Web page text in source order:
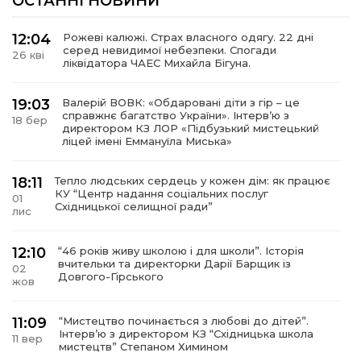
12:04
26 кві
Рожеві калюжі. Страх власного одягу. 22 дні
серед невидимої небезпеки. Спогади
ліквідатора ЧАЕС Михайла Бігуна.
19:03
18 бер
Валерій ВОВК: «Обдаровані діти з гір – це
справжнє багатство України». Інтервʼю з
директором КЗ ЛОР «Підбузький мистецький
ліцей імені Еммануїла Миська»
18:11
01
лис
Тепло людських сердець у кожен дім: як працює
КУ “Центр надання соціальних послуг
Східницької селищної ради”
12:10
02
жов
“46 років живу школою і для школи”. Історія
вчительки та директорки Дарії Барщик із
Довгого-Гірського
11:09
11 вер
“Мистецтво починається з любові до дітей”.
Інтерв’ю з директором КЗ “Східницька школа
мистецтв” Степаном Химином